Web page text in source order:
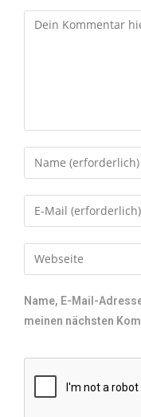
Name, E-Mail-
meinen nächsten